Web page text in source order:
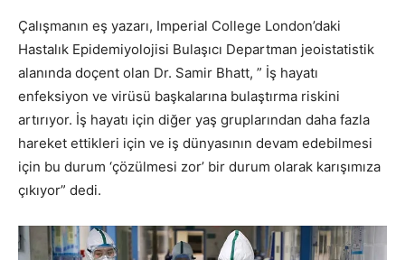
Çalışmanın eş yazarı, Imperial College London’daki
Hastalık Epidemiyolojisi Bulaşıcı Departman jeoistatistik
alanında doçent olan Dr. Samir Bhatt, ” İş hayatı
enfeksiyon ve virüsü başkalarına bulaştırma riskini
artırıyor. İş hayatı için diğer yaş gruplarından daha fazla
hareket ettikleri için ve iş dünyasının devam edebilmesi
için bu durum ‘çözülmesi zor’ bir durum olarak karışımıza
çıkıyor” dedi.